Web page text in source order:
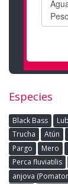
Especies
Black Bass
Trucha
Atún
Pargo
Mero
Perca fluviatilis
anjova